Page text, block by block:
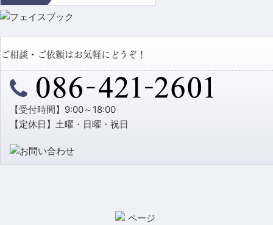
ご相談・ご依頼はお気軽にどうぞ！
【受付時間】9:00～18:00
【定休日】土曜・日曜・祝日